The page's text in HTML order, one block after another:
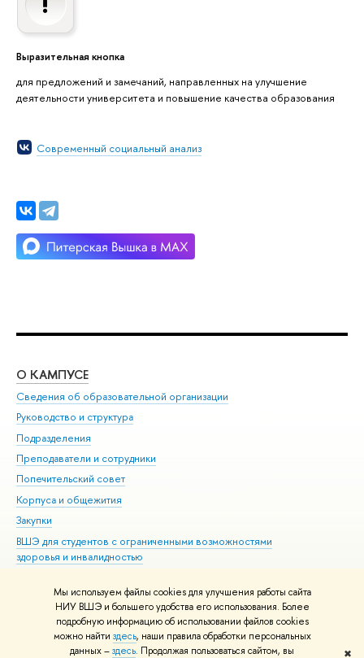
Мы используем файлы cookies для улучшения работы сайта
НИУ ВШЭ и большего удобства его использования. Более
подробную информацию об использовании файлов cookies
можно найти здесь, наши правила обработки персональных
данных –здесь. Продолжая пользоваться сайтом, вы ✖
Выразительная кнопка
для предложений и замечаний, направленных на улучшение
деятельности университета и повышение качества образования
Современный социальный анализ
О КАМПУСЕ
Сведения об образовательной организации
Руководство и структура
Подразделения
Преподаватели и сотрудники
Попечительский совет
Корпуса и общежития
Закупки
ВШЭ для студентов с ограниченными возможностями
здоровья и инвалидностью
Единая платежная страница